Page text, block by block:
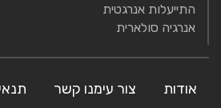
התייעלות אנרגטית
אנרגיה סולארית
אודות צור עימנו קשר